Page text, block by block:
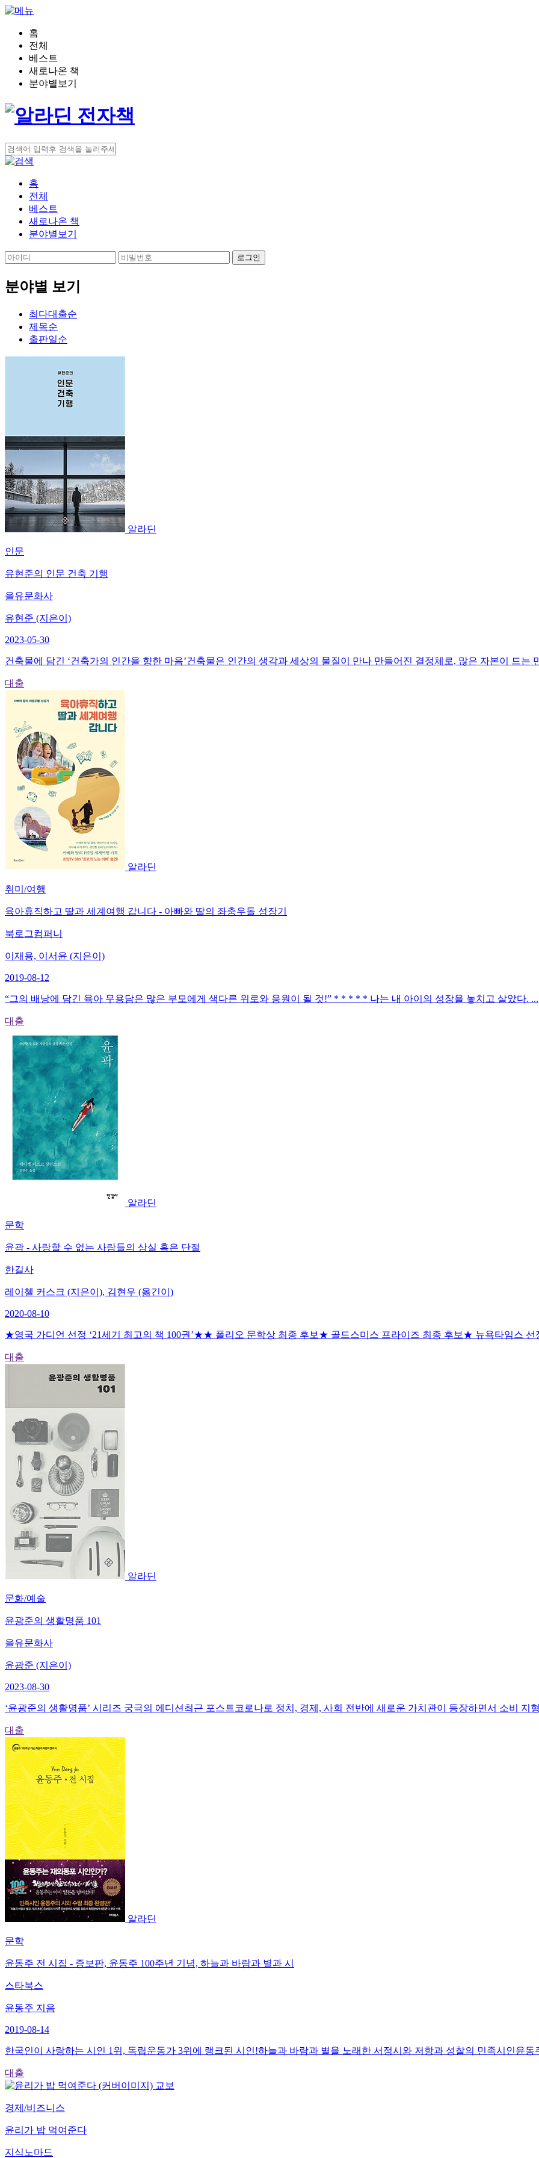
홈
전체
베스트
새로나온 책
분야별보기
홈
전체
베스트
새로나온 책
분야별보기
분야별 보기
최다대출순
제목순
출판일순
알라딘
인문
유현준의 인문 건축 기행
을유문화사
유현준 (지은이)
2023-05-30
건축물에 담긴 ‘건축가의 인간을 향한 마음’건축물은 인간의 생각과 세상의 물질이 만나 만들어진 결정체로, 많은 자본이 드는
대출
알라딘
취미/여행
육아휴직하고 딸과 세계여행 갑니다 - 아빠와 딸의 좌충우돌 성장기
북로그컴퍼니
이재용, 이서윤 (지은이)
2019-08-12
“그의 배낭에 담긴 육아 무용담은 많은 부모에게 색다른 위로와 응원이 될 것!” * * * * * 나는 내 아이의 성장을 놓치고 살았다. ...
대출
알라딘
문학
윤곽 - 사랑할 수 없는 사람들의 상실 혹은 단절
한길사
레이첼 커스크 (지은이), 김현우 (옮긴이)
2020-08-10
★영국 가디언 선정 ‘21세기 최고의 책 100권’★★ 폴리오 문학상 최종 후보★ 골드스미스 프라이즈 최종 후보★ 뉴욕타임스
대출
알라딘
문화/예술
윤광준의 생활명품 101
을유문화사
윤광준 (지은이)
2023-08-30
‘윤광준의 생활명품’ 시리즈 궁극의 에디션최근 포스트코로나로 정치, 경제, 사회 전반에 새로운 가치관이 등장하면서 소비 지
대출
알라딘
문학
윤동주 전 시집 - 증보판, 윤동주 100주년 기념, 하늘과 바람과 별과 시
스타북스
윤동주 지음
2019-08-14
한국인이 사랑하는 시인 1위, 독립운동가 3위에 랭크된 시인!하늘과 바람과 별을 노래한 서정시와 저항과 성찰의 민족시인윤동
대출
교보
경제/비즈니스
윤리가 밥 먹여준다
지식노마드